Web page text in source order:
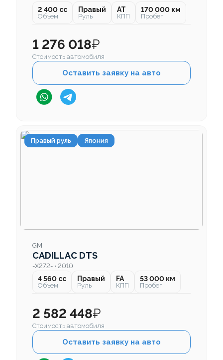
2 400 cc
Объем
Правый
Руль
AT
КПП
170 000 км
Пробег
1 276 018₽
Стоимость автомобиля
Оставить заявку на авто
Правый руль Япония
GM
CADILLAC DTS
-X272- • 2010
4 560 cc
Объем
Правый
Руль
FA
КПП
53 000 км
Пробег
2 582 448₽
Стоимость автомобиля
Оставить заявку на авто